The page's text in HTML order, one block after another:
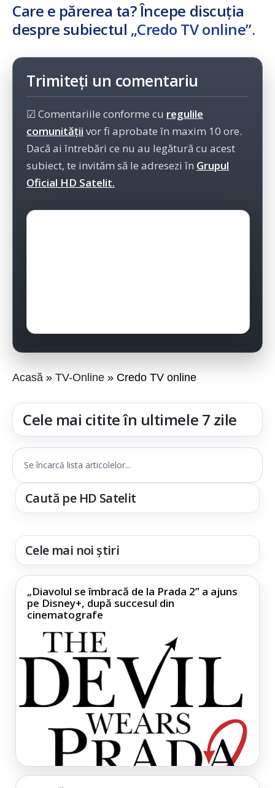
Care e părerea ta? Începe discuția
despre subiectul „Credo TV online”.
Trimiteți un comentariu
☑ Comentariile conforme cu regulile
comunității vor fi aprobate în maxim 10 ore.
Dacă ai întrebări ce nu au legătură cu acest
subiect, te invităm să le adresezi în Grupul
Oficial HD Satelit.
Acasă TV-Online Credo TV online
Cele mai citite în ultimele 7 zile
Se încarcă lista articolelor...
Caută pe HD Satelit
Cele mai noi știri
„Diavolul se îmbracă de la Prada 2” a ajuns
pe Disney+, după succesul din
cinematografe